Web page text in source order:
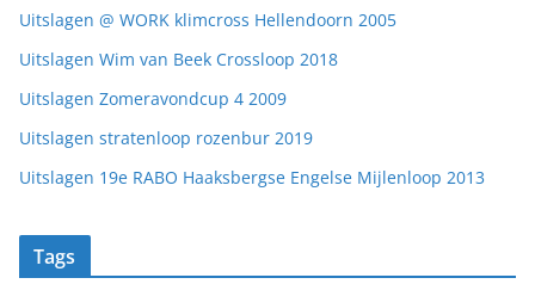
Uitslagen @ WORK klimcross Hellendoorn 2005
Uitslagen Wim van Beek Crossloop 2018
Uitslagen Zomeravondcup 4 2009
Uitslagen stratenloop rozenbur 2019
Uitslagen 19e RABO Haaksbergse Engelse Mijlenloop 2013
Tags